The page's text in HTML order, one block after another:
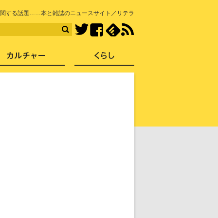
する話題……本と雑誌のニュースサイト／リテラ
TwitterFacebook
社会